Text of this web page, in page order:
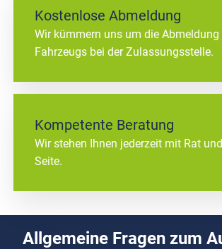
Kostenlose Abmeldung
Wir kümmern uns um die Abmeldung
Fahrzeugs bei der Zulassungsstelle.
Kompetente Beratung
Wir stehen Ihnen jederzeit mit Rat
Seite.
Allgemeine Fragen zum